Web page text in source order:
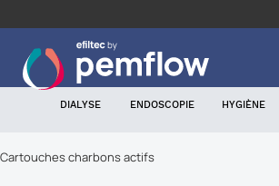
DIALYSE ENDOSCOPIE HYGIÈNE
Cartouches charbons actifs